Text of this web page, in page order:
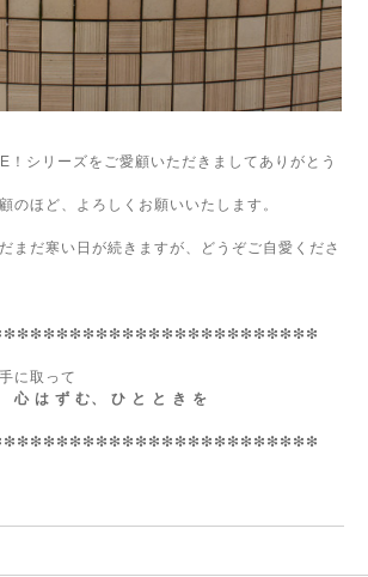
！シリーズをご愛顧いただきましてありがとう
のほど、よろしくお願いいたします。
まだ寒い日が続きますが、どうぞご自愛くださ
に取って
ひ と と き を